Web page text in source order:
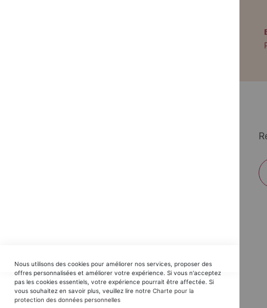
Horaires SAV :
du Lundi au Jeudi : 9h30 -12h30 / 14h - 17h30
Vendredi : 9h30 - 12h30 / 14h - 16h00
Nous utilisons des cookies pour améliorer nos services, proposer des
offres personnalisées et améliorer votre expérience. Si vous n'acceptez
pas les cookies essentiels, votre expérience pourrait être affectée. Si
vous souhaitez en savoir plus, veuillez lire notre Charte pour la
protection des données personnelles